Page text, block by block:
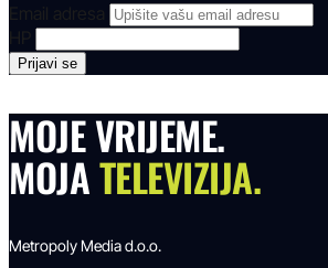
Email adresa
MOJE VRIJEME.
MOJATELEVIZIJA.
Metropoly Media d.o.o.